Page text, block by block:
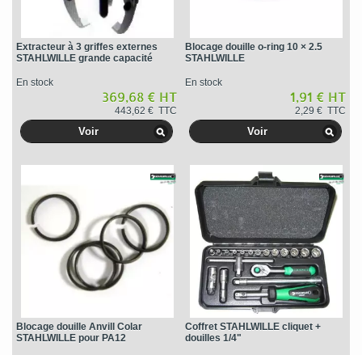
Extracteur à 3 griffes externes
STAHLWILLE grande capacité
En stock
369,68 € HT
443,62 € TTC
Voir
Blocage douille o-ring 10 × 2.5
STAHLWILLE
En stock
1,91 € HT
2,29 € TTC
Voir
Blocage douille Anvill Colar
STAHLWILLE pour PA12
Coffret STAHLWILLE cliquet +
douilles 1/4"